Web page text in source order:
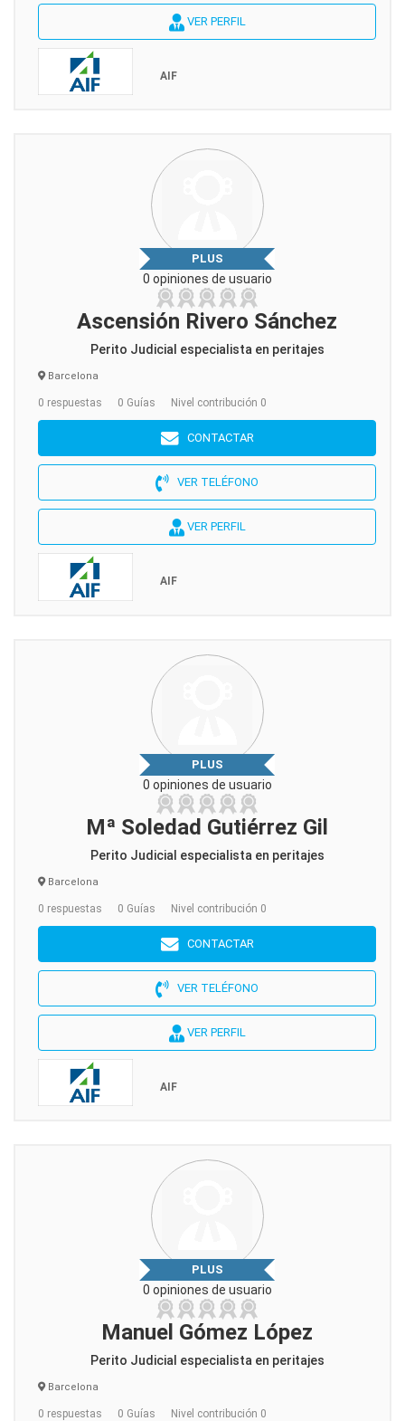
VER PERFIL
AIF
PLUS
0 opiniones de usuario
Ascensión Rivero Sánchez
Perito Judicial especialista en peritajes
Barcelona
0 respuestas 0 Guías Nivel contribución 0
CONTACTAR
VER TELÉFONO
VER PERFIL
AIF
PLUS
0 opiniones de usuario
Mª Soledad Gutiérrez Gil
Perito Judicial especialista en peritajes
Barcelona
0 respuestas 0 Guías Nivel contribución 0
CONTACTAR
VER TELÉFONO
VER PERFIL
AIF
PLUS
0 opiniones de usuario
Manuel Gómez López
Perito Judicial especialista en peritajes
Barcelona
0 respuestas 0 Guías Nivel contribución 0